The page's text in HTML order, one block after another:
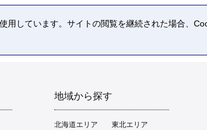
地域から探す
北海道エリア
東北エリア
しています。サイトの閲覧を継続された場合、